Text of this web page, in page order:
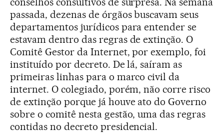
passada, dezenas de órgãos buscavam seus
departamentos jurídicos para entender se
estavam dentro das regras de extinção. O
Comitê Gestor da Internet, por exemplo, foi
instituído por decreto. De lá, saíram as
primeiras linhas para o marco civil da
internet. O colegiado, porém, não corre risco
de extinção porque já houve ato do Governo
sobre o comitê nesta gestão, uma das regras
contidas no decreto presidencial.